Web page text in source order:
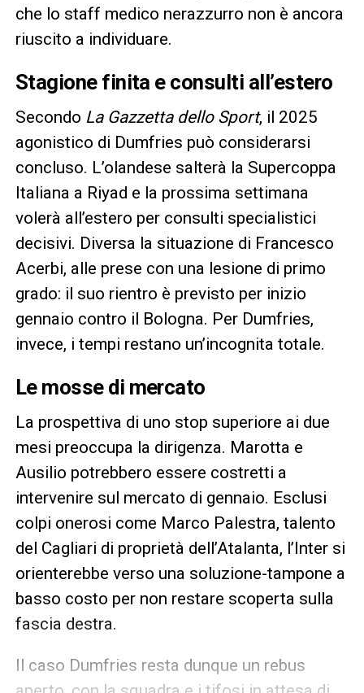
che lo staff medico nerazzurro non è ancora
riuscito a individuare.
Stagione finita e consulti all’estero
Secondo La Gazzetta dello Sport, il 2025
agonistico di Dumfries può considerarsi
concluso. L’olandese salterà la Supercoppa
Italiana a Riyad e la prossima settimana
volerà all’estero per consulti specialistici
decisivi. Diversa la situazione di Francesco
Acerbi, alle prese con una lesione di primo
grado: il suo rientro è previsto per inizio
gennaio contro il Bologna. Per Dumfries,
invece, i tempi restano un’incognita totale.
Le mosse di mercato
La prospettiva di uno stop superiore ai due
mesi preoccupa la dirigenza. Marotta e
Ausilio potrebbero essere costretti a
intervenire sul mercato di gennaio. Esclusi
colpi onerosi come Marco Palestra, talento
del Cagliari di proprietà dell’Atalanta, l’Inter si
orienterebbe verso una soluzione-tampone a
basso costo per non restare scoperta sulla
fascia destra.
Il caso Dumfries resta dunque un rebus